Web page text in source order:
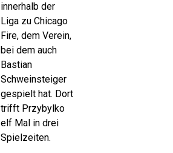
innerhalb der
Liga zu Chicago
Fire, dem Verein,
bei dem auch
Bastian
Schweinsteiger
gespielt hat. Dort
trifft Przybylko
elf Mal in drei
Spielzeiten.